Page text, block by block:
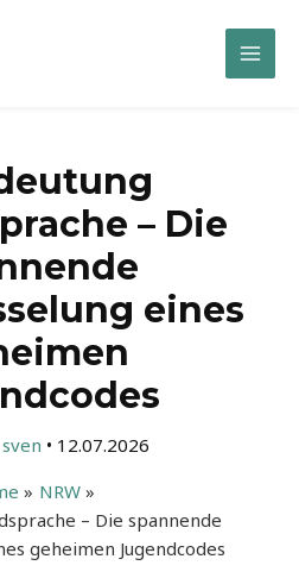
Main
– Die
eines
sven • 12.07.2026
NRW
– Die spannende
geheimen Jugendcodes